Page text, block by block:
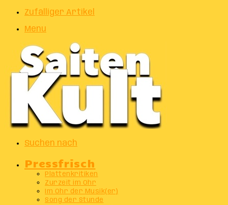
Zufälliger Artikel
Menu
Suchen nach
Pressfrisch
Plattenkritiken
Zurzeit im Ohr
Im Ohr der Musik(er)
Song der Stunde